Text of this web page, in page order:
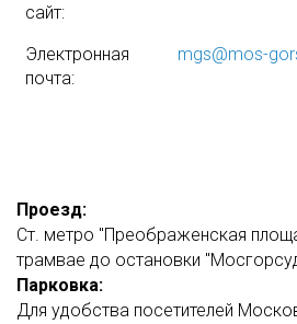
сайт:
Электронная
почта:
mgs@mos-
Проезд:
Ст. метро "Преображенская
трамвае до остановки
Парковка:
Для удобства посетителей